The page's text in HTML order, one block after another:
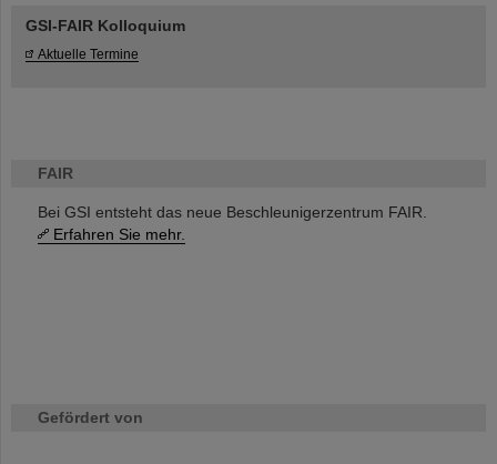
FAIR
Bei GSI entsteht das neue Beschleunigerzentrum FAIR.
Erfahren Sie mehr.
Gefördert von
GSI-FAIR Kolloquium
Aktuelle Termine